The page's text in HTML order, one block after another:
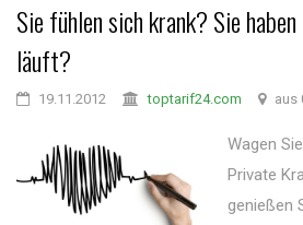
Sie fühlen sich krank? Sie
läuft?
19.11.2012 toptarif24.com aus
Wagen
Private
genießen